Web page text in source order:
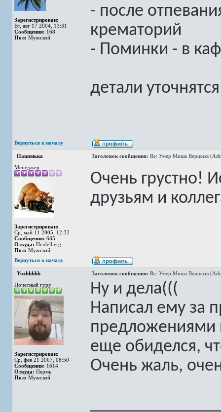
Зарегистрирован:
Вт, авг 17 2004, 13:31
Сообщения: 168
Пол: Мужской
- после
крематорий
- Поминки - в
детали
Вернуться к началу
Пашенька Заголовок сообщения: Re: Умер Миша Вершков
Менеджер
Зарегистрирован:
Ср, май 11 2005, 12:32
Сообщения: 685
Откуда: Heidelberg
Пол: Мужской
Очень грустно!
друзьям и
Вернуться к началу
Yozhhhhh Заголовок сообщения: Re: Умер Миша Вершков
Почетный гуру
Зарегистрирован:
Ср, фев 21 2007, 08:50
Сообщения: 1614
Откуда: Пермь
Пол: Мужской
Ну и дела(((
Написал ему за
предложениями
еще обиделся,
Очень жаль,